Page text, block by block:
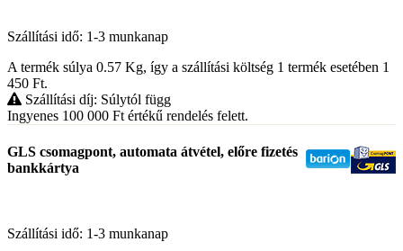
Szállítási idő: 1-3 munkanap
A termék súlya 0.57 Kg, így a szállítási költség 1 termék esetében 1
450 Ft.
Szállítási díj: Súlytól függ
Ingyenes 100 000 Ft értékű rendelés felett.
GLS csomagpont, automata átvétel, előre fizetés
bankkártya
Szállítási idő: 1-3 munkanap